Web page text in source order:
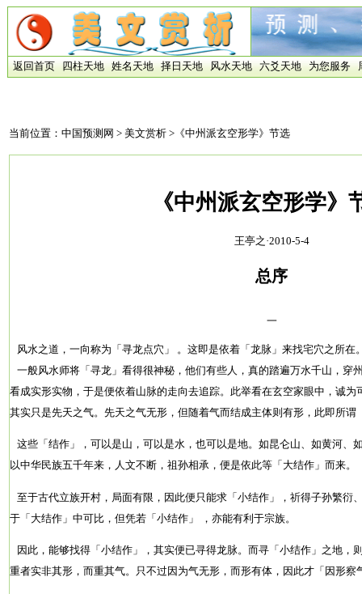
返回首页 四柱天地 姓名天地 择日天地 风水天地 六爻天地 为您服务
当前位置： 中国预测网 > 美文赏析 >《中州派玄空形学》节选
《中州派玄空形学》
王亭之·2010-5-4
总序
一
风水之道，一向称为「寻龙点穴」 。这即是依着「龙脉」来找宅穴之所在
一般风水师将「寻龙」看得很神秘，他们有些人，真的踏遍万水千山，穿
看成实形实物，于是便依着山脉的走向去追踪。此举看在玄空家眼中，诚
其实只是先天之气。先天之气无形，但随着气而结成主体则有形，此即所谓
这些「结作」，可以是山，可以是水，也可以是地。如昆仑山、如黄河、
以中华民族五千年来，人文不断，祖孙相承，便是依此等「大结作」而来。
至于古代立族开村，局面有限，因此便只能求「小结作」，祈得子孙繁衍
于「大结作」中可比，但凭若「小结作」 ，亦能有利于宗族。
因此，能够找得「小结作」，其实便已寻得龙脉。而寻「小结作」之地，
重者实非其形，而重其气。只不过因为气无形，而形有体，因此才「因形察